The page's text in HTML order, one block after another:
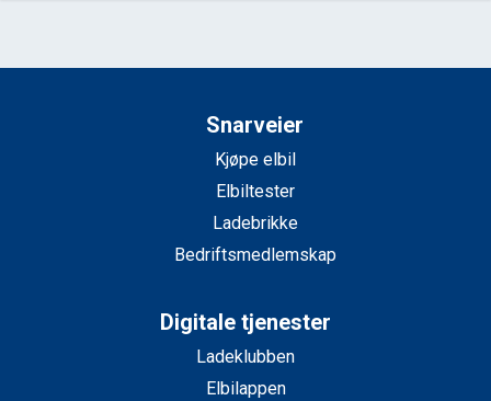
Snarveier
Kjøpe elbil
Elbiltester
Ladebrikke
Bedriftsmedlemskap
Digitale tjenester
Ladeklubben
Elbilappen